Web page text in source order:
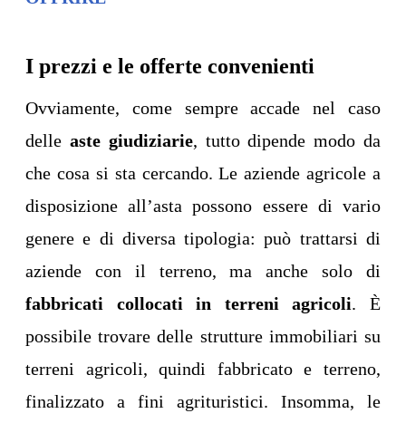
I prezzi e le offerte convenienti
Ovviamente, come sempre accade nel caso
delle aste giudiziarie, tutto dipende modo da
che cosa si sta cercando. Le aziende agricole a
disposizione all’asta possono essere di vario
genere e di diversa tipologia: può trattarsi di
aziende con il terreno, ma anche solo di
fabbricati collocati in terreni agricoli. È
possibile trovare delle strutture immobiliari su
terreni agricoli, quindi fabbricato e terreno,
finalizzato a fini agrituristici. Insomma, le